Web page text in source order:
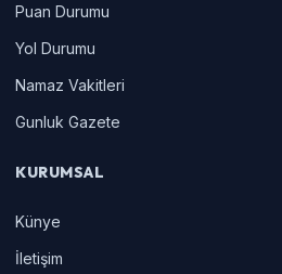
Puan Durumu
Yol Durumu
Namaz Vakitleri
Gunluk Gazete
KURUMSAL
Künye
İletişim